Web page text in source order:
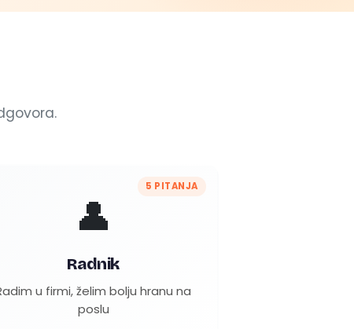
5 PITANJA
👤
Radnik
u firmi, želim bolju hranu na
poslu